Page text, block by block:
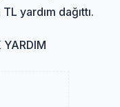
yardım dağıttı.
YARDIM